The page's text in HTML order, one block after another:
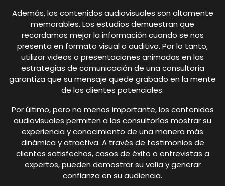
Además, los contenidos audiovisuales son altamente
memorables. Los estudios demuestran que
recordamos mejor la información cuando se nos
presenta en formato visual o auditivo. Por lo tanto,
utilizar videos o presentaciones animadas en las
estrategias de comunicación de una consultoría
garantiza que su mensaje quede grabado en la mente
de los clientes potenciales.
Por último, pero no menos importante, los contenidos
audiovisuales permiten a las consultorías mostrar su
experiencia y conocimiento de una manera más
dinámica y atractiva. A través de testimonios de
clientes satisfechos, casos de éxito o entrevistas a
expertos, pueden demostrar su valía y generar
confianza en su audiencia.